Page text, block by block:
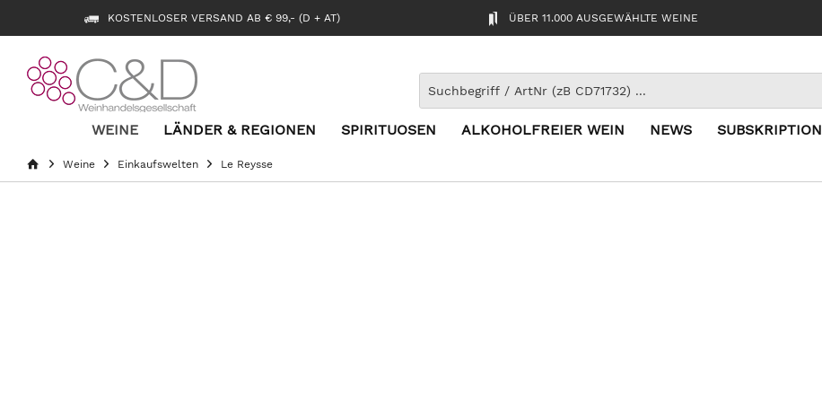
KOSTENLOSER VERSAND AB € 99,- (D + AT) ÜBER 11.000 AUSGEWÄHLTE WEINE
WEINE LÄNDER & REGIONEN SPIRITUOSEN ALKOHOLFREIER WEIN NEWS SUBSKRIPTION
Weine Einkaufswelten Le Reysse